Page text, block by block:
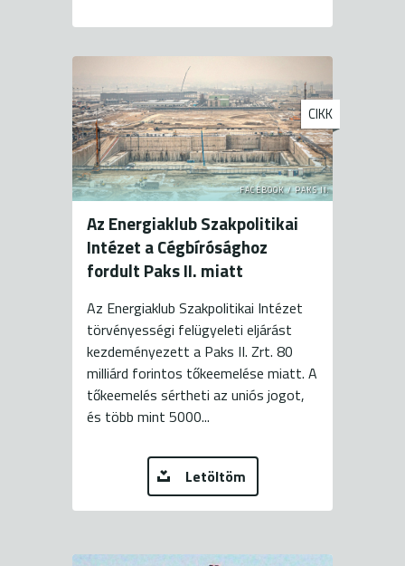
FACEBOOK / PAKS II.
CIKK
Az Energiaklub Szakpolitikai
Intézet a Cégbírósághoz
fordult Paks II. miatt
Az Energiaklub Szakpolitikai Intézet
törvényességi felügyeleti eljárást
kezdeményezett a Paks II. Zrt. 80
milliárd forintos tőkeemelése miatt. A
tőkeemelés sértheti az uniós jogot,
és több mint 5000...
Letöltöm